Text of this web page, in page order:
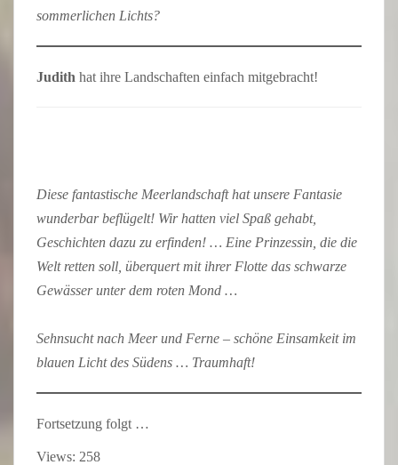
sommerlichen Lichts?
Judith hat ihre Landschaften einfach mitgebracht!
Diese fantastische Meerlandschaft hat unsere Fantasie
wunderbar beflügelt! Wir hatten viel Spaß gehabt,
Geschichten dazu zu erfinden! … Eine Prinzessin, die die
Welt retten soll, überquert mit ihrer Flotte das schwarze
Gewässer unter dem roten Mond …
Sehnsucht nach Meer und Ferne – schöne Einsamkeit im
blauen Licht des Südens … Traumhaft!
Fortsetzung folgt …
Views: 258